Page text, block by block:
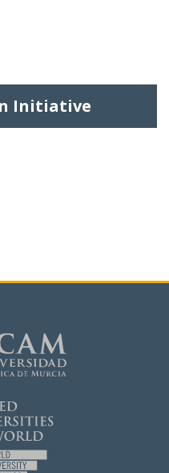
Initiative